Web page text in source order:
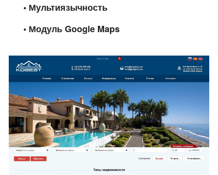
• Мультиязычность
• Модуль Google Maps